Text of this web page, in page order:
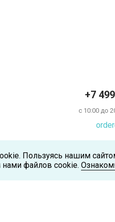
+7
с 10:00 до
Пользуясь нашим
файлов cookie.